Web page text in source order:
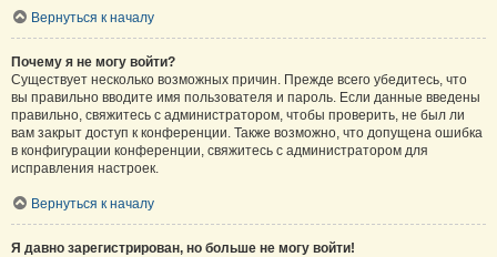
Вернуться к началу
Почему я не могу войти?
Существует несколько возможных причин. Прежде всего убедитесь, что
вы правильно вводите имя пользователя и пароль. Если данные введены
правильно, свяжитесь с администратором, чтобы проверить, не был ли
вам закрыт доступ к конференции. Также возможно, что допущена ошибка
в конфигурации конференции, свяжитесь с администратором для
исправления настроек.
Вернуться к началу
Я давно зарегистрирован, но больше не могу войти!